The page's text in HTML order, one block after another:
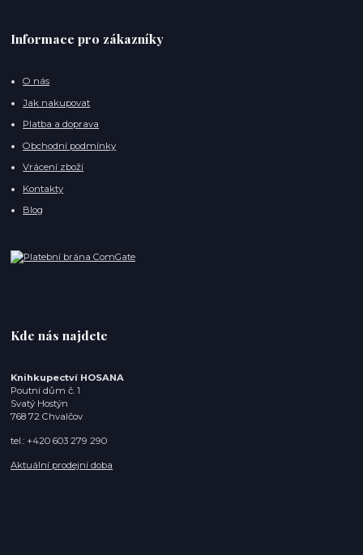
Informace pro zákazníky
O nás
Jak nakupovat
Platba a doprava
Obchodní podmínky
Vrácení zboží
Kontakty
Blog
Kde nás najdete
Knihkupectví HOSANA
Poutní dům č. 1
Svatý Hostýn
768 72 Chvalčov
tel.: +420 603 279 290
Aktuální prodejní doba